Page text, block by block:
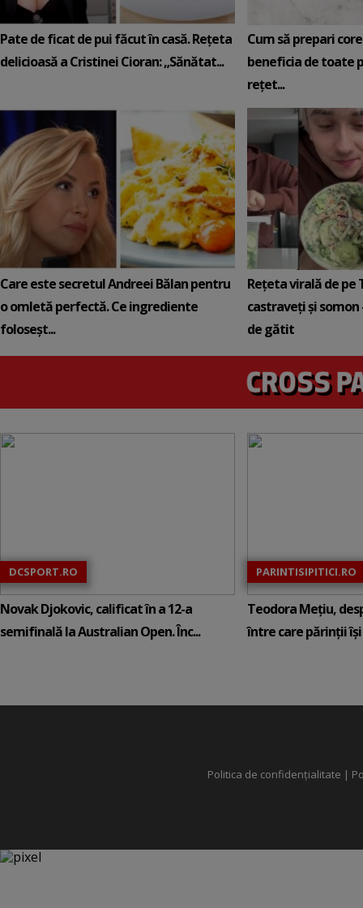
Pate de ficat de pui făcut în casă. Rețeta
delicioasă a Cristinei Cioran: „Sănătat...
Cum să prepari
beneficia de toate
rețet...
Care este secretul Andreei Bălan pentru
o omletă perfectă. Ce ingrediente
foloseșt...
Rețeta virală de pe
castraveți și somon
de gătit
DCSPORT.RO
Novak Djokovic, calificat în a 12-a
semifinală la Australian Open. Înc...
PARINTISIPITICI.RO
Teodora Mețiu,
între care părinții își
Politica de confidențialitate |